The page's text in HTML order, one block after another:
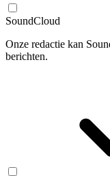
SoundCloud
Onze redactie kan
berichten.